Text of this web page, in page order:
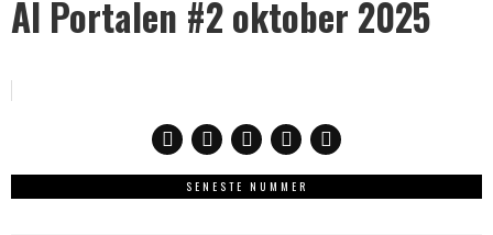
AI Portalen #2 oktober 2025
SENESTE NUMMER